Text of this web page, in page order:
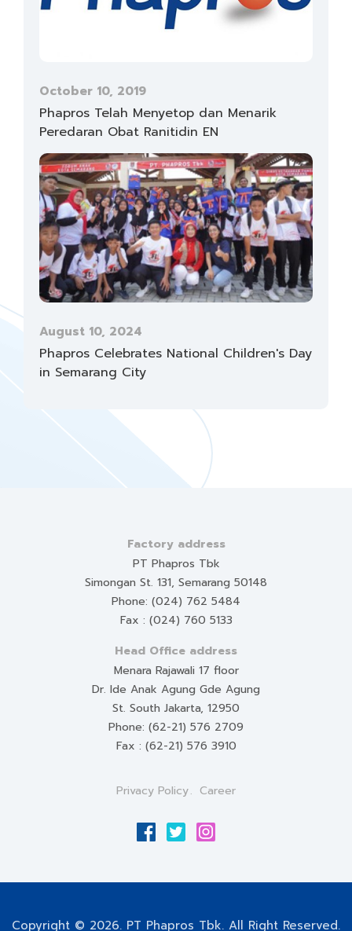
October 10, 2019
Phapros Telah Menyetop dan Menarik
Peredaran Obat Ranitidin EN
August 10, 2024
Phapros Celebrates National Children's Day
in Semarang City
Factory address
PT Phapros Tbk
Simongan St. 131, Semarang 50148
Phone: (024) 762 5484
Fax : (024) 760 5133
Head Office address
Menara Rajawali 17 floor
Dr. Ide Anak Agung Gde Agung
St. South Jakarta, 12950
Phone: (62-21) 576 2709
Fax : (62-21) 576 3910
Privacy Policy Career
Copyright © 2026. PT Phapros Tbk. All Right Reserved.